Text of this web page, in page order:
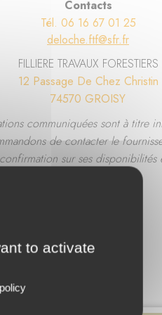
Contacts
Tél. 06 16 67 01 25
deloche.ftf@sfr.fr
FILLIERE TRAVAUX FORESTIERS
12 Passage De Chez Christin
74570 GROISY
communiquées sont à titre
de contacter le
sur ses disponibilités
Alpes
to activate